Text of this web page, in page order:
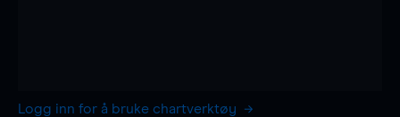
Logg inn for å bruke chartverktøy